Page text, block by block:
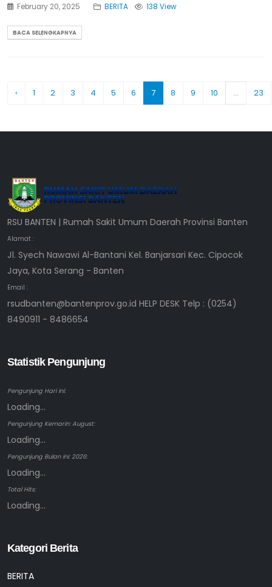
February 20, 2025 BERITA 138 View
BACA SELENGKAPNYA
‹ 1 2 3 4 5 6 7 8 9 10 ... 23
RSU BANTEN | Rumah Sakit Umum Daerah Provinsi Banten
Alamat :
Jl. Syech Nawawi Al-Bantani Kel. Banjarsari Kec. Cipocok
Jaya, Kota Serang - Banten
Email :
rsudbanten@bantenprov.go.id HELP DESK Telp : (0254)
8490911 - 8486654
Statistik Pengunjung
Pengunjung Hari ini:
Loading...
Pengunjung Kemarin: August:
Loading...
Pengunjung Bulan ini: 2026:
Loading...
Total Hits:
Loading...
Kategori Berita
BERITA